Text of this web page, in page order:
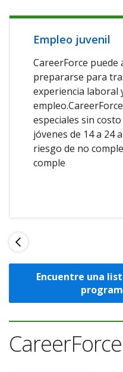
Empleo juvenil
CareerForce puede
prepararse para
experiencia laboral
especiales sin
jóvenes de 14 a 24
riesgo de no
comple
Encuentre una